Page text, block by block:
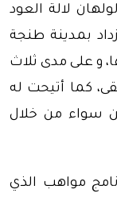
لالة العود
بمدينة طنجة
و على مدى ثلاث
كما أتيحت له
سواء من خلال
مواهب الذي